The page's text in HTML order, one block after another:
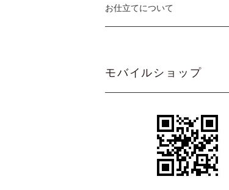
お仕立てについて
モバイルショップ